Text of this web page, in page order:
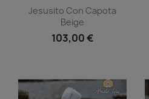
Vista rápida
Jesusito Con Capota
Beige
103,00 €